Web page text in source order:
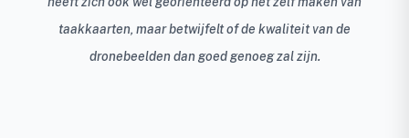
taakkaarten, maar betwijfelt of de kwaliteit van de
dronebeelden dan goed genoeg zal zijn.